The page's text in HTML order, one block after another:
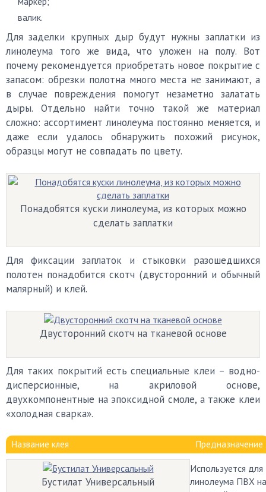
валик.
Для заделки крупных дыр будут нужны заплатки из
линолеума того же вида, что уложен на полу. Вот
почему рекомендуется приобретать новое покрытие с
запасом: обрезки полотна много места не занимают, а
в случае повреждения помогут незаметно залатать
дыры. Отдельно найти точно такой же материал
сложно: ассортимент линолеума постоянно меняется, и
даже если удалось обнаружить похожий рисунок,
образцы могут не совпадать по цвету.
Понадобятся куски линолеума, из которых можно
сделать заплатки
Для фиксации заплаток и стыковки разошедшихся
полотен понадобится скотч (двусторонний и обычный
малярный) и клей.
Двусторонний скотч на тканевой основе
Для таких покрытий есть специальные клеи – водно-
дисперсионные, на акриловой основе,
двухкомпонентные на эпоксидной смоле, а также клеи
«холодная сварка».
Название клея Предназначение
Бустилат Универсальный
Используется для
линолеума ПВХ на